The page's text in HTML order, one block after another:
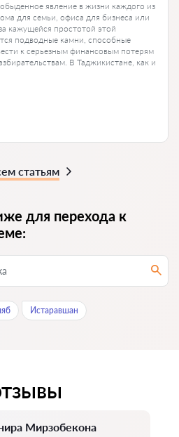
явление в жизни каждого из
для семьи, офиса для бизнеса или
кажущейся простотой этой
подводные камни, способные
к серьезным финансовым потерям
В Таджикистане, как и
статьям
для перехода к
Истаравшан
Мирзобекона